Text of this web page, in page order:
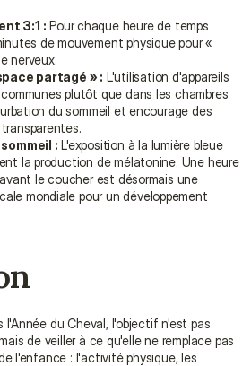
3:1 : Pour chaque heure de temps
de mouvement physique pour «
nerveux.
partagé » : L'utilisation d'appareils
plutôt que dans les chambres
du sommeil et encourage des
: L'exposition à la lumière bleue
la production de mélatonine. Une heure
le coucher est désormais une
mondiale pour un développement
l'Année du Cheval, l'objectif n'est pas
de veiller à ce qu'elle ne remplace pas
l'enfance : l'activité physique, les